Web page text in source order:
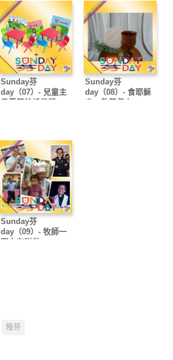
Sunday芬
day（07）- 兒童主
日學等於托兒所
Sunday芬
day（08）- 食耶穌
肉，飲基督血
Sunday芬
day（09）- 牧師一
至六有咩做
陸芬